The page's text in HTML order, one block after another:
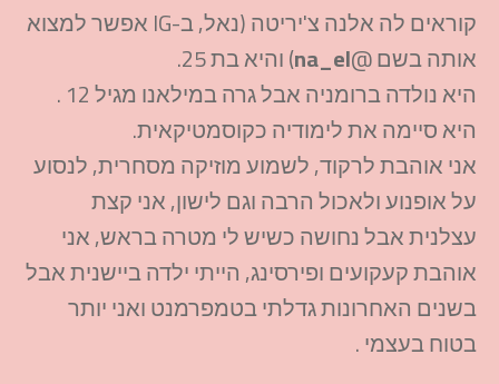
קוראים לה אלנה צ'יריטה (נאל, ב-IG אפשר למצוא
אותה בשם @na_el) והיא בת 25.
היא נולדה ברומניה אבל גרה במילאנו מגיל 12 .
היא סיימה את לימודיה כקוסמטיקאית.
אני אוהבת לרקוד, לשמוע מוזיקה מסחרית, לנסוע
על אופנוע ולאכול הרבה וגם לישון, אני קצת
עצלנית אבל נחושה כשיש לי מטרה בראש, אני
אוהבת קעקועים ופירסינג, הייתי ילדה ביישנית אבל
בשנים האחרונות גדלתי בטמפרמנט ואני יותר
בטוח בעצמי .